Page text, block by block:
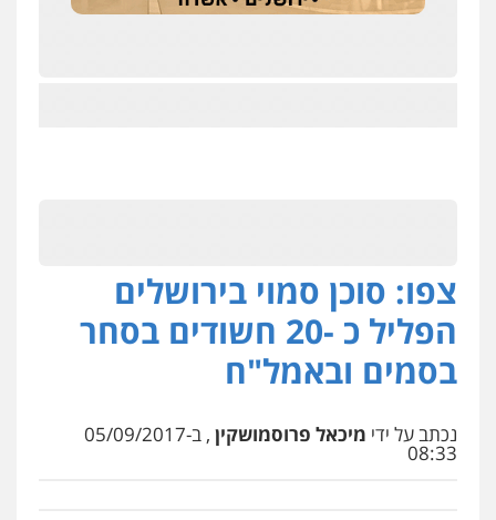
צפו: סוכן סמוי בירושלים
הפליל כ -20 חשודים בסחר
בסמים ובאמל"ח
נכתב על ידי מיכאל פרוסמושקין , ב-05/09/2017
08:33